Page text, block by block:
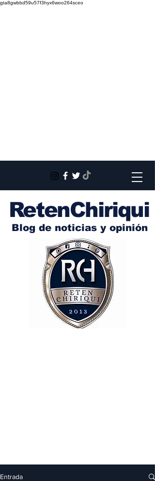
gta8gwbbd59u57f3hyx6woo264sceo
RetenChiriqui
Blog de noticias y opinión
Entrada